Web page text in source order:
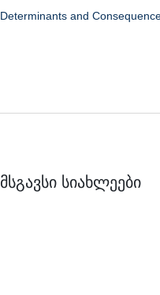
Determinants and
მსგავსი სიახლეები